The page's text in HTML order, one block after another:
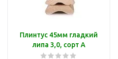
Плинтус 45мм гладкий
липа 3,0, сорт А